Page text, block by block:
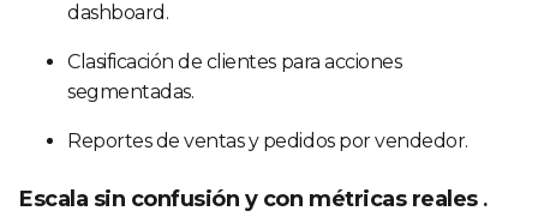
dashboard.
Clasificación de clientes para acciones
segmentadas.
Reportes de ventas y pedidos por vendedor.
Escala sin confusión y con métricas reales .